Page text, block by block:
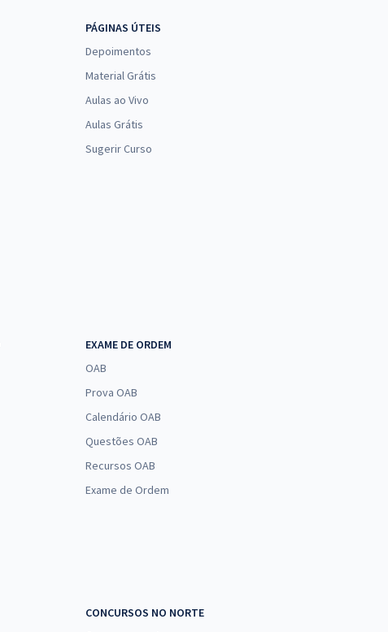
PÁGINAS ÚTEIS
Depoimentos
Material Grátis
Aulas ao Vivo
Aulas Grátis
Sugerir Curso
EXAME DE ORDEM
OAB
Prova OAB
Calendário OAB
Questões OAB
Recursos OAB
Exame de Ordem
CONCURSOS NO NORTE